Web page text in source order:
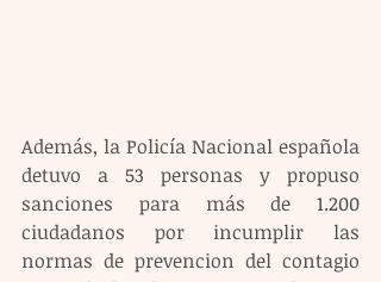
Además, la Policía Nacional española
detuvo a 53 personas y propuso
sanciones para más de 1.200
ciudadanos por incumplir las
normas de prevencion del contagio